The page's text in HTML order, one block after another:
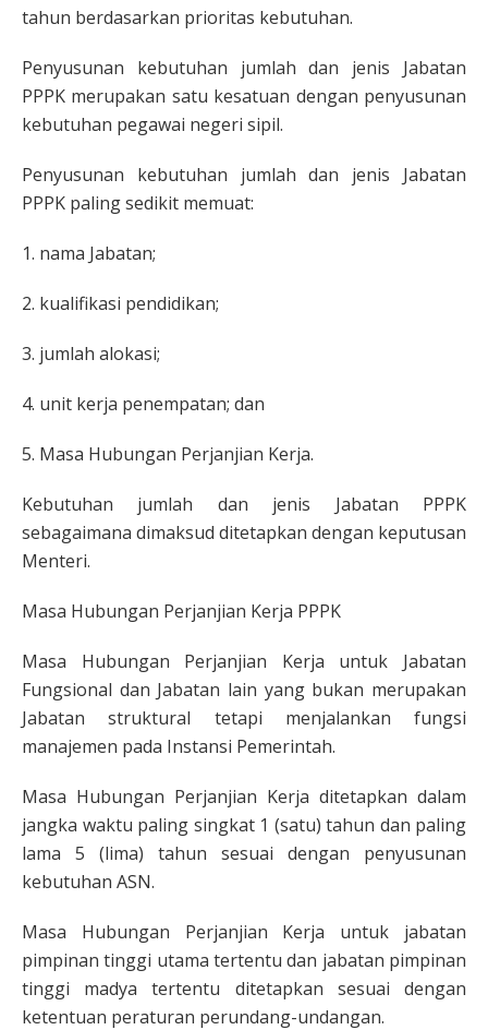
tahun berdasarkan prioritas kebutuhan.
Penyusunan kebutuhan jumlah dan jenis Jabatan
PPPK merupakan satu kesatuan dengan penyusunan
kebutuhan pegawai negeri sipil.
Penyusunan kebutuhan jumlah dan jenis Jabatan
PPPK paling sedikit memuat:
1. nama Jabatan;
2. kualifikasi pendidikan;
3. jumlah alokasi;
4. unit kerja penempatan; dan
5. Masa Hubungan Perjanjian Kerja.
Kebutuhan jumlah dan jenis Jabatan PPPK
sebagaimana dimaksud ditetapkan dengan keputusan
Menteri.
Masa Hubungan Perjanjian Kerja PPPK
Masa Hubungan Perjanjian Kerja untuk Jabatan
Fungsional dan Jabatan lain yang bukan merupakan
Jabatan struktural tetapi menjalankan fungsi
manajemen pada Instansi Pemerintah.
Masa Hubungan Perjanjian Kerja ditetapkan dalam
jangka waktu paling singkat 1 (satu) tahun dan paling
lama 5 (lima) tahun sesuai dengan penyusunan
kebutuhan ASN.
Masa Hubungan Perjanjian Kerja untuk jabatan
pimpinan tinggi utama tertentu dan jabatan pimpinan
tinggi madya tertentu ditetapkan sesuai dengan
ketentuan peraturan perundang-undangan.